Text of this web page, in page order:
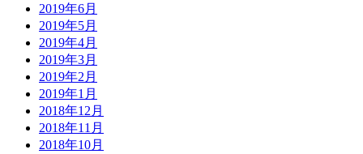
2019年6月
2019年5月
2019年4月
2019年3月
2019年2月
2019年1月
2018年12月
2018年11月
2018年10月